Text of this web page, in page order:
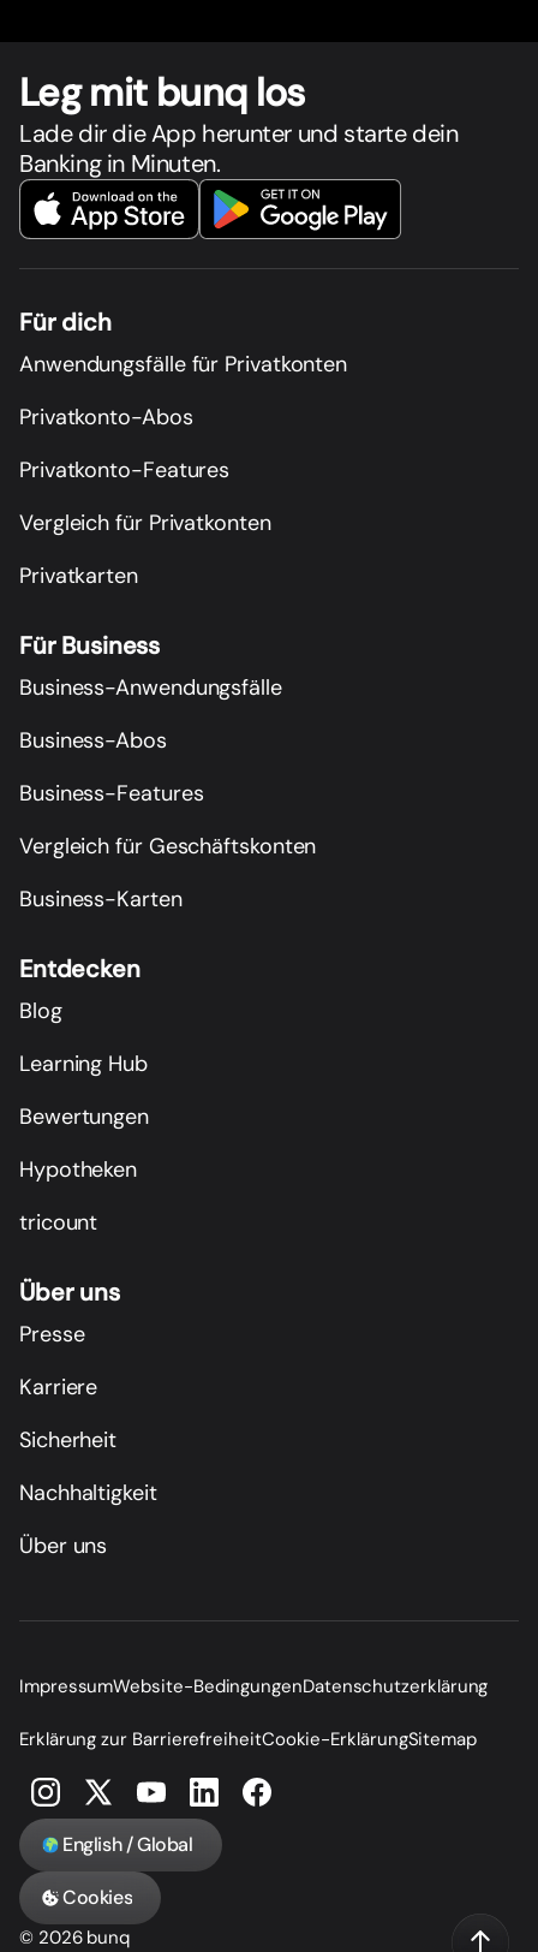
Leg mit bunq los
Lade dir die App herunter und starte dein
Banking in Minuten.
Für dich
Anwendungsfälle für Privatkonten
Privatkonto-Abos
Privatkonto-Features
Vergleich für Privatkonten
Privatkarten
Für Business
Business-Anwendungsfälle
Business-Abos
Business-Features
Vergleich für Geschäftskonten
Business-Karten
Entdecken
Blog
Learning Hub
Bewertungen
Hypotheken
tricount
Über uns
Presse
Karriere
Sicherheit
Nachhaltigkeit
Über uns
ImpressumWebsite-BedingungenDatenschutzerklärung
Erklärung zur BarrierefreiheitCookie-ErklärungSitemap
English / Global
Cookies
© 2026 bunq